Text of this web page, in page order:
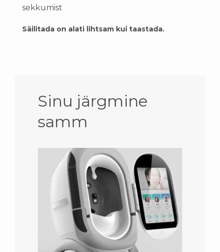
sekkumist
Säilitada on alati lihtsam kui taastada.
Sinu järgmine
samm